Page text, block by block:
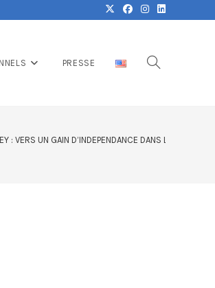
PRESSE
: VERS UN GAIN D’INDEPENDANCE DANS LES